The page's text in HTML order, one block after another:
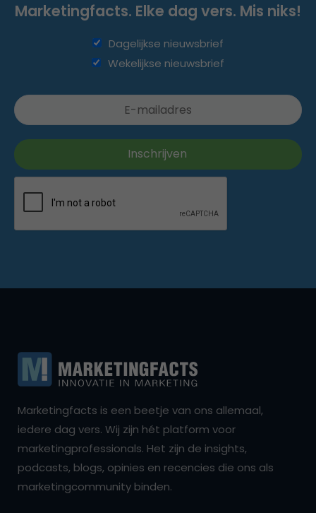
Marketingfacts. Elke dag vers. Mis niks!
Dagelijkse nieuwsbrief
Wekelijkse nieuwsbrief
Marketingfacts is een beetje van ons allemaal,
iedere dag vers. Wij zijn hét platform voor
marketingprofessionals. Het zijn de insights,
podcasts, blogs, opinies en recencies die ons als
marketingcommunity binden.